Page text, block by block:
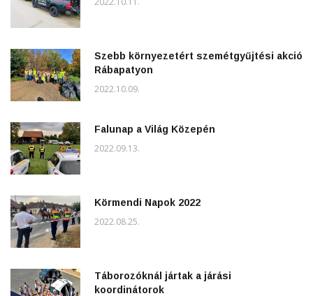
Szebb környezetért szemétgyűjtési akció
Rábapatyon
2022.10.09.
Falunap a Világ Közepén
2022.09.13.
Körmendi Napok 2022
2022.08.25.
Táborozóknál jártak a járási
koordinátorok